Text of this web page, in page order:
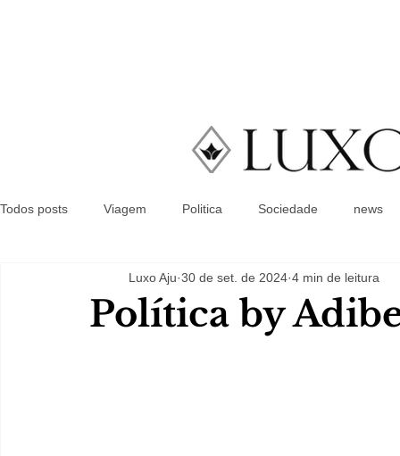
Todos posts Viagem Politica Sociedade news
Política by
Luxo Aju 30 de set. de 2024 4 min de leitura